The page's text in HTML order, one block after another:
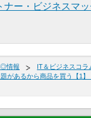
ナー・ビジネスマ
◎情報 IT＆ビジネスコラ
があるから商品を買う【1